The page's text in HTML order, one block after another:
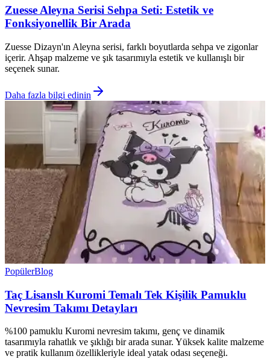
Zuesse Aleyna Serisi Sehpa Seti: Estetik ve
Fonksiyonellik Bir Arada
Zuesse Dizayn'ın Aleyna serisi, farklı boyutlarda sehpa ve zigonlar
içerir. Ahşap malzeme ve şık tasarımıyla estetik ve kullanışlı bir
seçenek sunar.
Daha fazla bilgi edinin
PopülerBlog
Taç Lisanslı Kuromi Temalı Tek Kişilik Pamuklu
Nevresim Takımı Detayları
%100 pamuklu Kuromi nevresim takımı, genç ve dinamik
tasarımıyla rahatlık ve şıklığı bir arada sunar. Yüksek kalite malzeme
ve pratik kullanım özellikleriyle ideal yatak odası seçeneği.